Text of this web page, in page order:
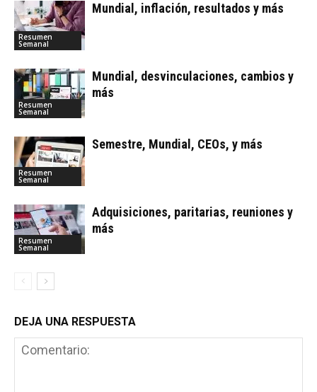
Resumen
Semanal
Mundial, inflación, resultados y más
Resumen
Semanal
Mundial, desvinculaciones, cambios y
más
Resumen
Semanal
Semestre, Mundial, CEOs, y más
Resumen
Semanal
Adquisiciones, paritarias, reuniones y
más
DEJA UNA RESPUESTA